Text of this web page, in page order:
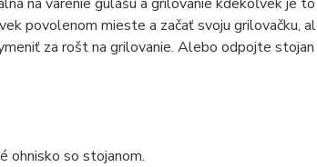
povolenom mieste a začať svoju grilovačku,
za rošt na grilovanie. Alebo odpojte
ohnisko so stojanom.